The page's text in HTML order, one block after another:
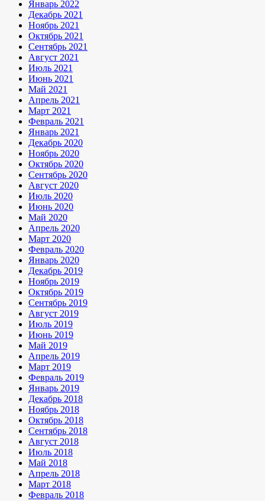
Январь 2022
Декабрь 2021
Ноябрь 2021
Октябрь 2021
Сентябрь 2021
Август 2021
Июль 2021
Июнь 2021
Май 2021
Апрель 2021
Март 2021
Февраль 2021
Январь 2021
Декабрь 2020
Ноябрь 2020
Октябрь 2020
Сентябрь 2020
Август 2020
Июль 2020
Июнь 2020
Май 2020
Апрель 2020
Март 2020
Февраль 2020
Январь 2020
Декабрь 2019
Ноябрь 2019
Октябрь 2019
Сентябрь 2019
Август 2019
Июль 2019
Июнь 2019
Май 2019
Апрель 2019
Март 2019
Февраль 2019
Январь 2019
Декабрь 2018
Ноябрь 2018
Октябрь 2018
Сентябрь 2018
Август 2018
Июль 2018
Май 2018
Апрель 2018
Март 2018
Февраль 2018